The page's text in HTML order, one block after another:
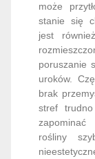
może
stanie się
jest
poruszanie
uroków.
brak
stref
zapominać
rośliny